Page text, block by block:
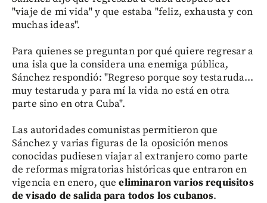
"viaje de mi vida" y que estaba "feliz, exhausta y con
muchas ideas".
Para quienes se preguntan por qué quiere regresar a
una isla que la considera una enemiga pública,
Sánchez respondió: "Regreso porque soy testaruda...
muy testaruda y para mí la vida no está en otra
parte sino en otra Cuba".
Las autoridades comunistas permitieron que
Sánchez y varias figuras de la oposición menos
conocidas pudiesen viajar al extranjero como parte
de reformas migratorias históricas que entraron en
vigencia en enero, queeliminaron varios requisitos
de visado de salida para todos los cubanos.